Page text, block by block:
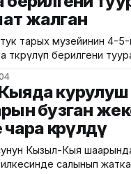
жалган
тарых музейинин 4-5-
өткөрүлүп берилгени
жана жаштар
Министрликтин
музейдин эч
менчикке,
берилген эмес.
“Гармония сулуулукту
көркөм
курулуш
бузган
көрүлдү
Кызыл-Кыя
салынып